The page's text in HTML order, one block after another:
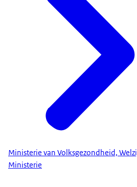
Ministerie van Volksgezondheid,
Ministerie